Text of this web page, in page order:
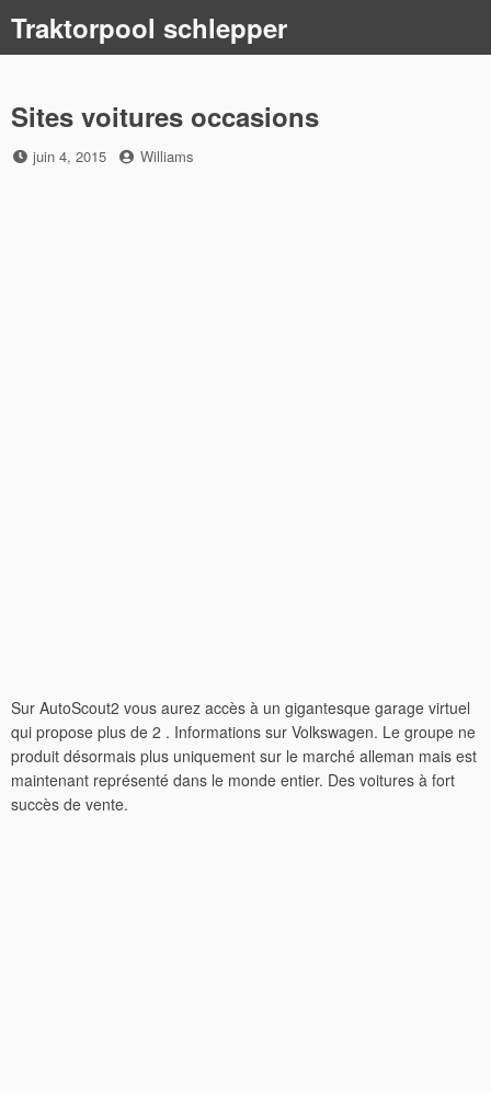
content
Traktorpool schlepper
Sites voitures occasions
Posted
juin 4, 2015 by
Williams
Sur AutoScout2 vous aurez accès à un gigantesque garage virtuel
qui propose plus de 2 . Informations sur Volkswagen. Le groupe ne
produit désormais plus uniquement sur le marché alleman mais est
maintenant représenté dans le monde entier. Des voitures à fort
succès de vente.